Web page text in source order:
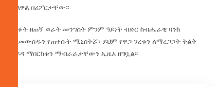
ብለዋል በሪፖርታቸው።
ባለፉት ዘጠኝ ወራት መንግስት ምንም ዓይነት ብድር ከብሔራዊ ባንክ
አለመውሰዱን የጠቀሱት ሚኒስትሯ፣ ይህም የዋጋ ንረቱን ለማረጋጋት ትልቅ
ፋይዳ ማበርከቱን ማብራራታቸውን ኢዜአ ዘግቧል፡፡